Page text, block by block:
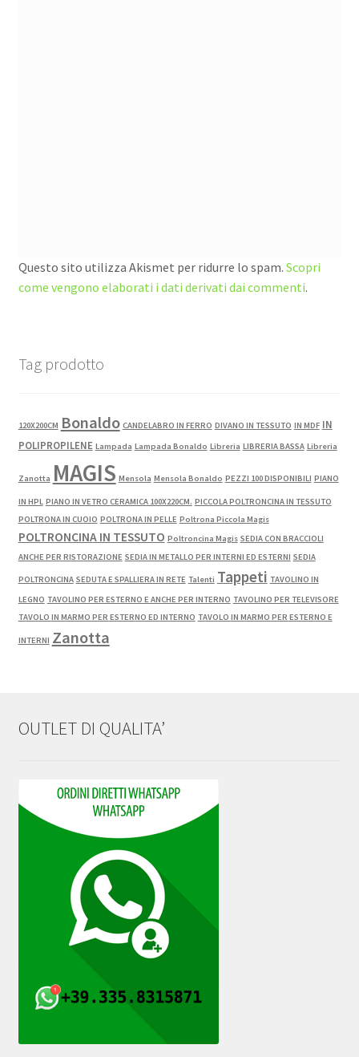
Questo sito utilizza Akismet per ridurre lo spam. Scopri
come vengono elaborati i dati derivati dai commenti.
Tag prodotto
120X200CM Bonaldo CANDELABRO IN FERRO DIVANO IN TESSUTO IN MDF IN
POLIPROPILENE Lampada Lampada Bonaldo Libreria LIBRERIA BASSA Libreria
Zanotta MAGIS Mensola Mensola Bonaldo PEZZI 100 DISPONIBILI PIANO
IN HPL PIANO IN VETRO CERAMICA 100X220CM. PICCOLA POLTRONCINA IN TESSUTO
POLTRONA IN CUOIO POLTRONA IN PELLE Poltrona Piccola Magis
POLTRONCINA IN TESSUTO Poltroncina Magis SEDIA CON BRACCIOLI
ANCHE PER RISTORAZIONE SEDIA IN METALLO PER INTERNI ED ESTERNI SEDIA
POLTRONCINA SEDUTA E SPALLIERA IN RETE Talenti Tappeti TAVOLINO IN
LEGNO TAVOLINO PER ESTERNO E ANCHE PER INTERNO TAVOLINO PER TELEVISORE
TAVOLO IN MARMO PER ESTERNO ED INTERNO TAVOLO IN MARMO PER ESTERNO E
INTERNI Zanotta
OUTLET DI QUALITA’